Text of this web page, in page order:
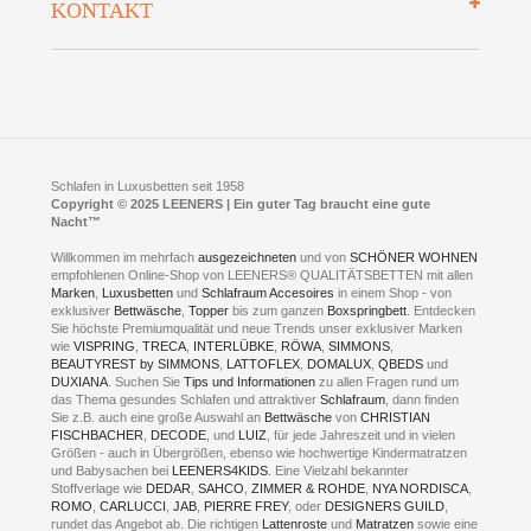
Preisgarantie
Presse
Jobs
Fotoalbum
Kontakt
KONTAKT
Neuer Showroom für unsere Onlineartikel.
Kontakt via:WhatsApp
Kontakt via:eMail
mögliche Zeiten für eine Showroom Terminreservierung
MO und DI geschlossen
MI - FR 11 bis 17 Uhr
SA 11 bis 15 Uhr
ONLINEBERATUNG UND
TERMIN- RESERVIERUNG
Schlafen in Luxusbetten seit 1958
Copyright © 2025 LEENERS | Ein guter Tag braucht eine gute
Nacht™
Willkommen im mehrfachausgezeichnetenund vonSCHÖNER WOHNEN
empfohlenen Online-Shop von LEENERS® QUALITÄTSBETTEN mit allen
Marken Luxusbetten undSchlafraum Accesoires in einem Shop - von
exklusiver Bettwäsche ,Topper bis zum ganzen Boxspringbett . Entdecken
Sie höchste Premiumqualität und neue Trends unser exklusiver Marken
wieVISPRING ,TRECA INTERLÜBKE RÖWA ,SIMMONS
BEAUTYREST by SIMMONS LATTOFLEX DOMALUX ,QBEDS und
DUXIANA . Suchen SieTips und Informationen zu allen Fragen rund um
das Thema gesundes Schlafen und attraktiverSchlafraum , dann finden
Sie z.B. auch eine große Auswahl an Bettwäsche vonCHRISTIAN
FISCHBACHER
DECODE , und LUIZ , für jede Jahreszeit und in vielen
Größen - auch in Übergrößen, ebenso wie hochwertige Kindermatratzen
und Babysachen bei LEENERS4KIDS . Eine Vielzahl bekannter
Stoffverlage wie DEDAR ,SAHCO ,ZIMMER & ROHDE NYA NORDISCA
ROMO ,CARLUCCI ,JAB PIERRE FREY, oder DESIGNERS GUILD
rundet das Angebot ab. Die richtigen Lattenroste und Matratzen sowie eine